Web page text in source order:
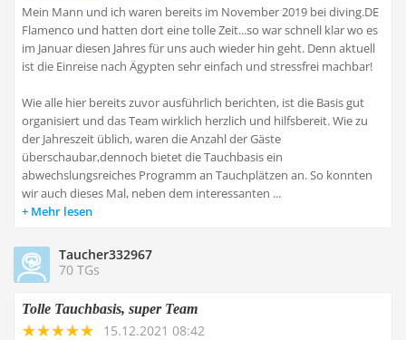
Mein Mann und ich waren bereits im November 2019 bei diving.DE
Flamenco und hatten dort eine tolle Zeit...so war schnell klar wo es
im Januar diesen Jahres für uns auch wieder hin geht. Denn aktuell
ist die Einreise nach Ägypten sehr einfach und stressfrei machbar!
Wie alle hier bereits zuvor ausführlich berichten, ist die Basis gut
organisiert und das Team wirklich herzlich und hilfsbereit. Wie zu
der Jahreszeit üblich, waren die Anzahl der Gäste
überschaubar,dennoch bietet die Tauchbasis ein
abwechslungsreiches Programm an Tauchplätzen an. So konnten
wir auch dieses Mal, neben dem interessanten ...
Mehr lesen
Taucher332967
70 TGs
Tolle Tauchbasis, super Team
15.12.2021 08:42